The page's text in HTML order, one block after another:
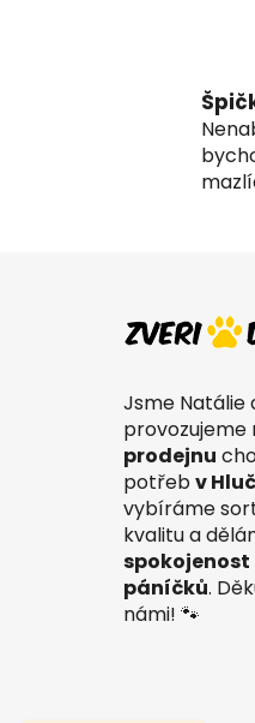
Jsme Natálie
provozujeme
prodejnu
potřebv
vybíráme
kvalitu a
spokojenost
páníčků.
námi! 🐾